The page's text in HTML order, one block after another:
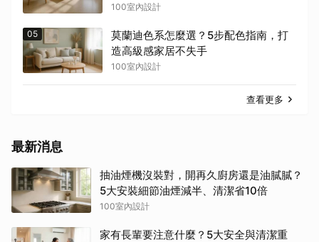
100室內設計
05
莫蘭迪色系怎麼選？5步配色指南，打
造高級感家居不失手
100室內設計
查看更多
最新消息
抽油煙機沒裝對，開再久廚房還是油膩膩？
5大安裝細節油煙減半、清潔省10倍
100室內設計
家有長輩要注意什麼？5大安全與清潔重